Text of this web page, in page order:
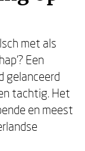
met als
Een
gelanceerd
tachtig. Het
en meest